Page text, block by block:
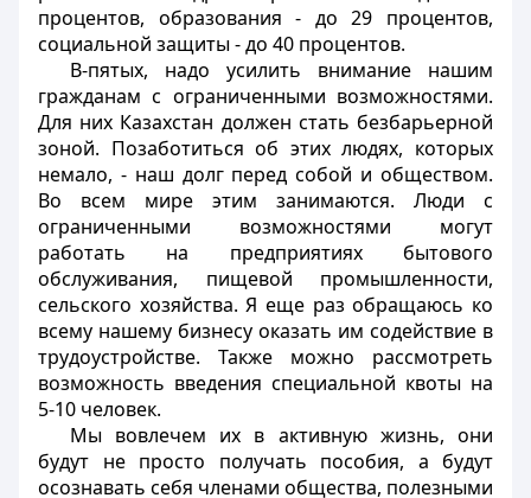
процентов, образования - до 29 процентов,
социальной защиты - до 40 процентов.
В-пятых, надо усилить внимание нашим
гражданам с ограниченными возможностями.
Для них Казахстан должен стать безбарьерной
зоной. Позаботиться об этих людях, которых
немало, - наш долг перед собой и обществом.
Во всем мире этим занимаются. Люди с
ограниченными возможностями могут
работать на предприятиях бытового
обслуживания, пищевой промышленности,
сельского хозяйства. Я еще раз обращаюсь ко
всему нашему бизнесу оказать им содействие в
трудоустройстве. Также можно рассмотреть
возможность введения специальной квоты на
5-10 человек.
Мы вовлечем их в активную жизнь, они
будут не просто получать пособия, а будут
осознавать себя членами общества, полезными